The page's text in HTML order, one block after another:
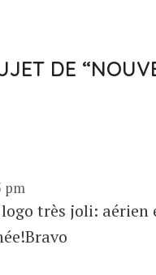
DE
pm
très joli: